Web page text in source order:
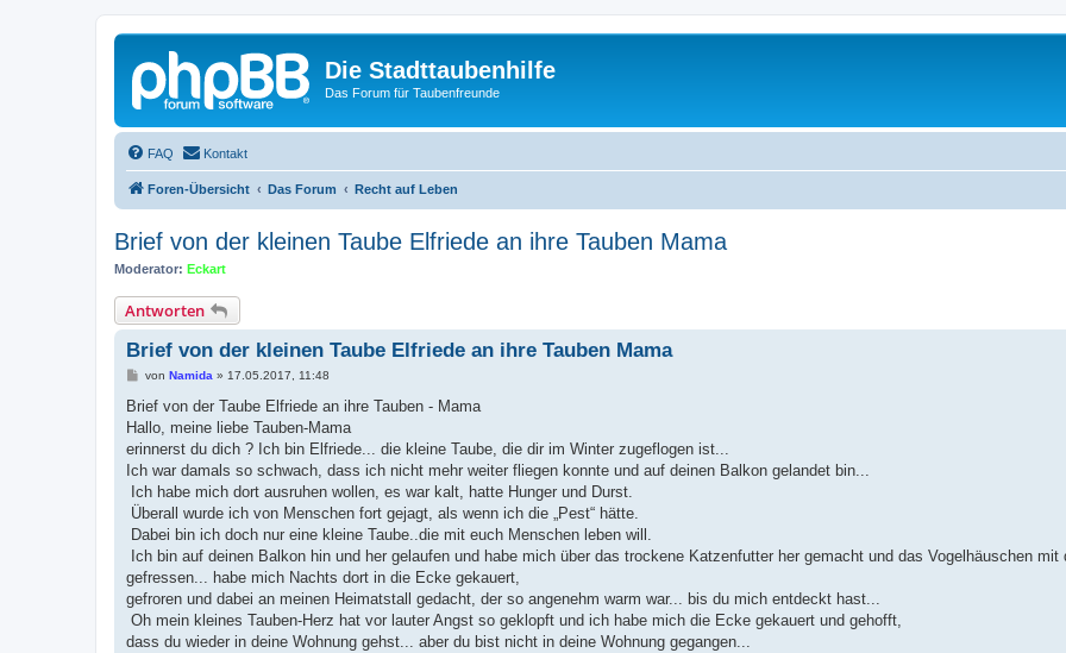
Die Stadttaubenhilfe
Das Forum für Taubenfreunde
FAQ Kontakt
Foren-Übersicht Das Forum Recht auf Leben
Brief von der kleinen Taube Elfriede an ihre Tauben Mama
Moderator: Eckart
Antworten
Brief von der kleinen Taube Elfriede an ihre Tauben Mama
B
i
r
a
von Namida » 17.05.2017, 11:48
Brief von der Taube Elfriede an ihre Tauben - Mama
Hallo, meine liebe Tauben-Mama
erinnerst du dich ? Ich bin Elfriede... die kleine Taube, die dir im Winter zugeflogen ist...
Ich war damals so schwach, dass ich nicht mehr weiter fliegen konnte und auf deinen Balkon gelandet bin...
Ich habe mich dort ausruhen wollen, es war kalt, hatte Hunger und Durst.
Überall wurde ich von Menschen fort gejagt, als wenn ich die „Pest“ hätte.
Dabei bin ich doch nur eine kleine Taube..die mit euch Menschen leben will.
Ich bin auf deinen Balkon hin und her gelaufen und habe mich über das trockene Katzenfutter her gemacht und das Vogelhäuschen mit
gefressen... habe mich Nachts dort in die Ecke gekauert,
gefroren und dabei an meinen Heimatstall gedacht, der so angenehm warm war... bis du mich entdeckt hast...
Oh mein kleines Tauben-Herz hat vor lauter Angst so geklopft und ich habe mich die Ecke gekauert und gehofft,
dass du wieder in deine Wohnung gehst... aber du bist nicht in deine Wohnung gegangen...